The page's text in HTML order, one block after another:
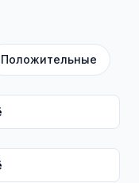
Положительные